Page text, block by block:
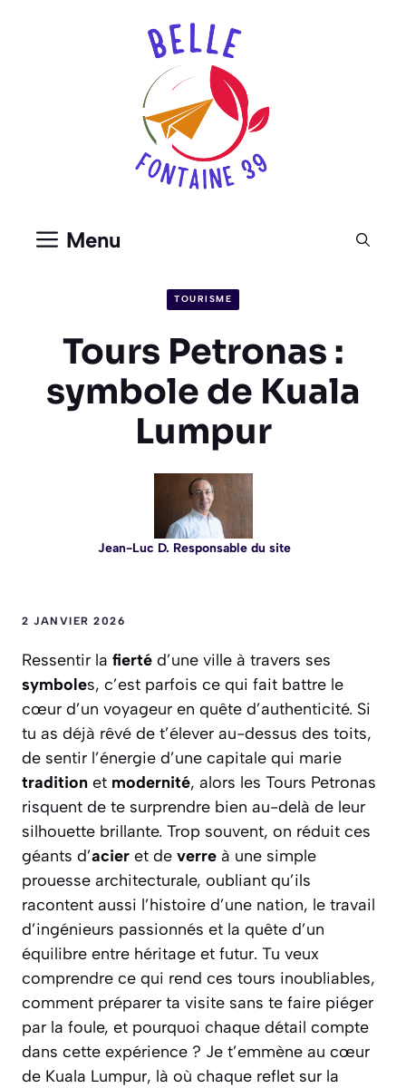
Menu
TOURISME
Tours Petronas :
symbole de Kuala
Lumpur
Jean-Luc D. Responsable du site
2 JANVIER 2026
Ressentir la fierté d’une ville à travers ses
symboles, c’est parfois ce qui fait battre le
cœur d’un voyageur en quête d’authenticité. Si
tu as déjà rêvé de t’élever au-dessus des toits,
de sentir l’énergie d’une capitale qui marie
tradition et modernité, alors les Tours Petronas
risquent de te surprendre bien au-delà de leur
silhouette brillante. Trop souvent, on réduit ces
géants d’acier et de verre à une simple
prouesse architecturale, oubliant qu’ils
racontent aussi l’histoire d’une nation, le travail
d’ingénieurs passionnés et la quête d’un
équilibre entre héritage et futur. Tu veux
comprendre ce qui rend ces tours inoubliables,
comment préparer ta visite sans te faire piéger
par la foule, et pourquoi chaque détail compte
dans cette expérience ? Je t’emmène au cœur
de Kuala Lumpur, là où chaque reflet sur la